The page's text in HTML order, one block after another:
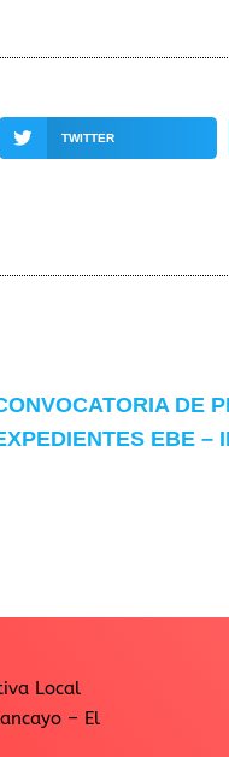
TWITTER
DE
EBE –
Local
– El